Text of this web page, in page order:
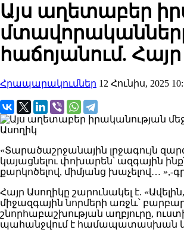
Այս աղետաբեր
հաճոյանում.
Հրապարակումներ 12 Հունիս, 2025
«Տարածաշրջանային լրջագույն
կայացնելու փոխարեն՝ ազգային
քարկոծելով, միմյանց խաչելով… »,-
Հայր Ասողիկը շարունակել է.
միջազգային նորմերի առջև՝
շնորհաբաշխության աղբյուրը,
պահանջվում է համապատասխան